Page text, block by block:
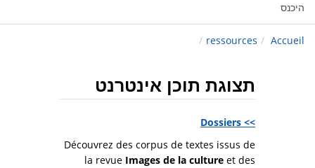
היכנס
Accueil
/
ressources
/
תצוגת תוכן אינטרנט
>> Dossiers
Découvrez des corpus de textes issus de
la revue Images de la culture et des